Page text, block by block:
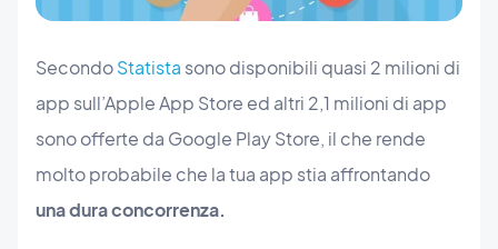
SecondoStatista sono disponibili quasi 2 milioni di
app sull’Apple App Store ed altri 2,1 milioni di app
sono offerte da Google Play Store, il che rende
molto probabile che la tua app stia affrontando
una dura concorrenza.